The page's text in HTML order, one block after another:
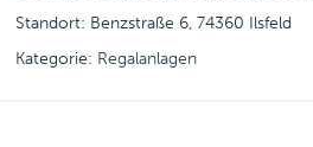
Standort: Benzstraße 6, 74360 Ilsfeld
Kategorie: Regalanlagen